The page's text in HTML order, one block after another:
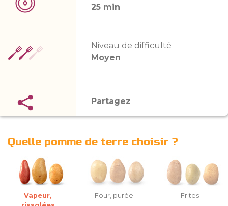
25 min
Niveau de difficulté
Moyen
Partagez
Quelle pomme de terre choisir ?
Vapeur,
Four, purée Frites